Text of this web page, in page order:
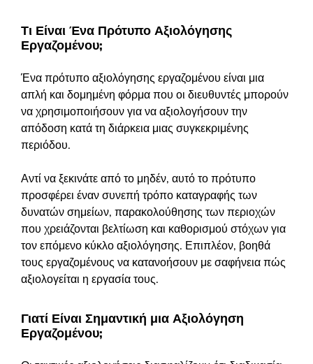
Τι Είναι Ένα Πρότυπο Αξιολόγησης
Εργαζομένου;
Ένα πρότυπο αξιολόγησης εργαζομένου είναι μια
απλή και δομημένη φόρμα που οι διευθυντές μπορούν
να χρησιμοποιήσουν για να αξιολογήσουν την
απόδοση κατά τη διάρκεια μιας συγκεκριμένης
περιόδου.
Αντί να ξεκινάτε από το μηδέν, αυτό το πρότυπο
προσφέρει έναν συνεπή τρόπο καταγραφής των
δυνατών σημείων, παρακολούθησης των περιοχών
που χρειάζονται βελτίωση και καθορισμού στόχων για
τον επόμενο κύκλο αξιολόγησης. Επιπλέον, βοηθά
τους εργαζομένους να κατανοήσουν με σαφήνεια πώς
αξιολογείται η εργασία τους.
Γιατί Είναι Σημαντική μια Αξιολόγηση
Εργαζομένου;